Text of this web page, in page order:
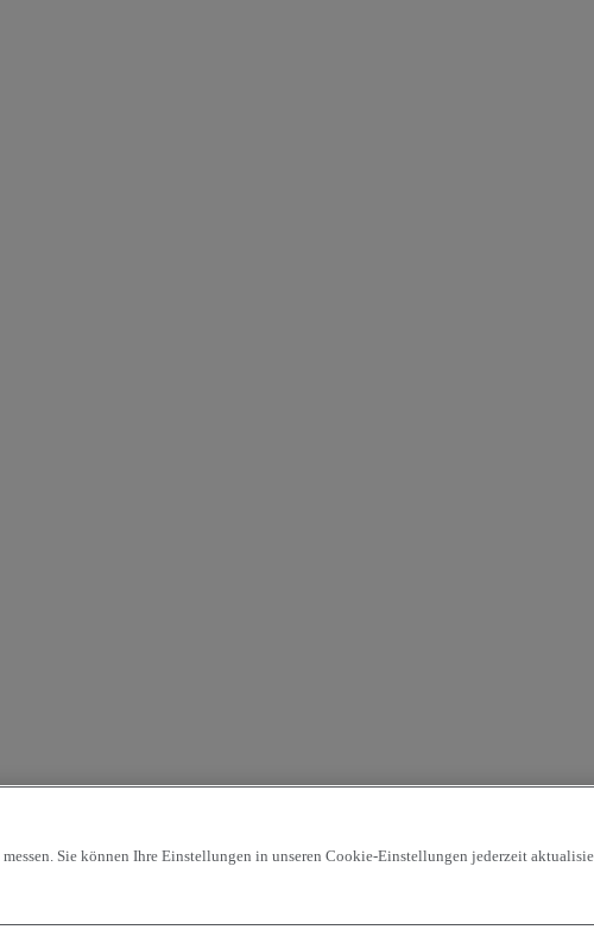
Sie können Ihre Einstellungen in unseren Cookie-Einstellungen jederzeit